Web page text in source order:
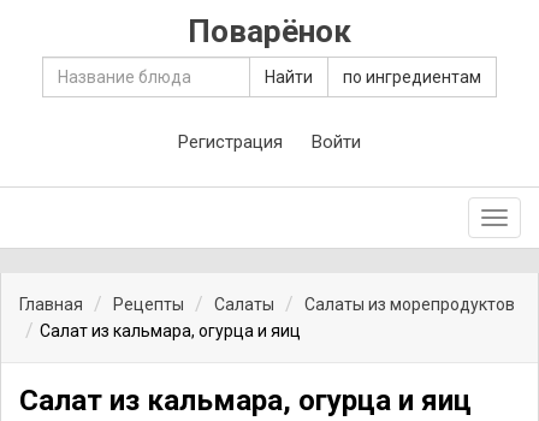
Поварёнок
Найти по ингредиентам
Регистрация Войти
Главная Рецепты Салаты
Салаты из морепродуктов
Салат из кальмара, огурца и яиц
Салат из кальмара, огурца и яиц